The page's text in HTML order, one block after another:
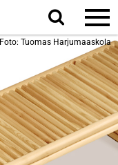
Sök
på
webbplatsen
Foto: Tuomas Harjumaaskola